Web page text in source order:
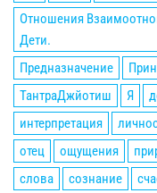
Отношения
Дети.
Предназначение
ТантраДжйотиш
Я
интерпретация
отец
ощущения
слова
сознание